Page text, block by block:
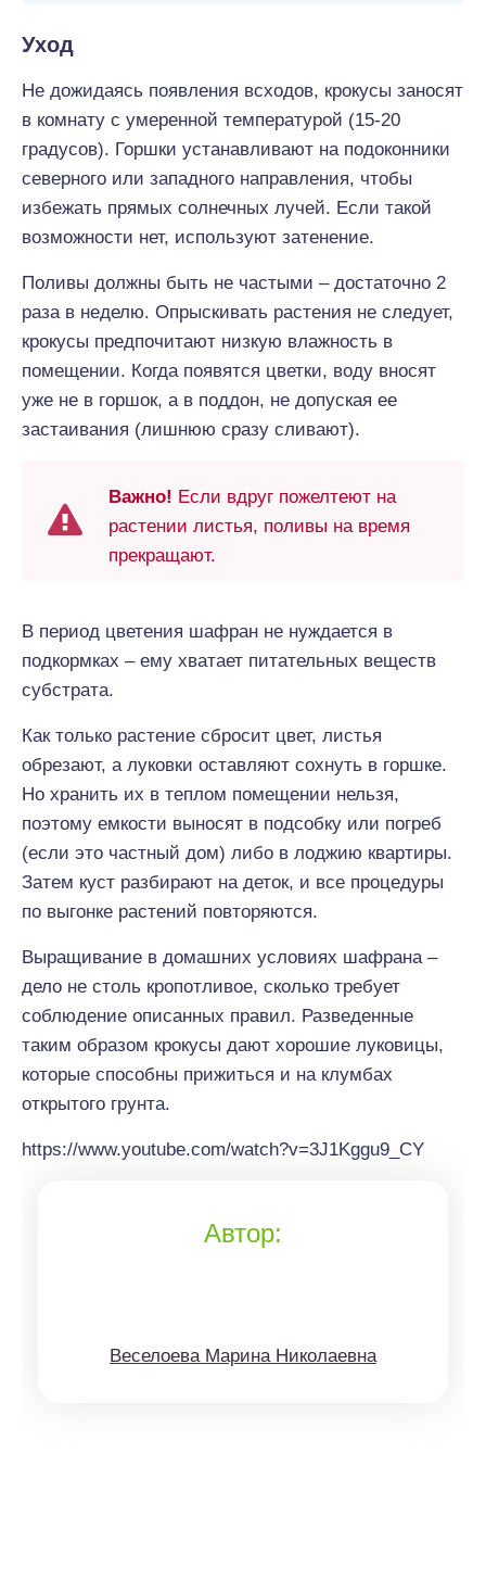
Уход
Не дожидаясь появления всходов, крокусы заносят
в комнату с умеренной температурой (15-20
градусов). Горшки устанавливают на подоконники
северного или западного направления, чтобы
избежать прямых солнечных лучей. Если такой
возможности нет, используют затенение.
Поливы должны быть не частыми – достаточно 2
раза в неделю. Опрыскивать растения не следует,
крокусы предпочитают низкую влажность в
помещении. Когда появятся цветки, воду вносят
уже не в горшок, а в поддон, не допуская ее
застаивания (лишнюю сразу сливают).
Важно! Если вдруг пожелтеют на
растении листья, поливы на время
прекращают.
В период цветения шафран не нуждается в
подкормках – ему хватает питательных веществ
субстрата.
Как только растение сбросит цвет, листья
обрезают, а луковки оставляют сохнуть в горшке.
Но хранить их в теплом помещении нельзя,
поэтому емкости выносят в подсобку или погреб
(если это частный дом) либо в лоджию квартиры.
Затем куст разбирают на деток, и все процедуры
по выгонке растений повторяются.
Выращивание в домашних условиях шафрана –
дело не столь кропотливое, сколько требует
соблюдение описанных правил. Разведенные
таким образом крокусы дают хорошие луковицы,
которые способны прижиться и на клумбах
открытого грунта.
https://www.youtube.com/watch?v=3J1Kggu9_CY
Автор:
Веселоева Марина Николаевна